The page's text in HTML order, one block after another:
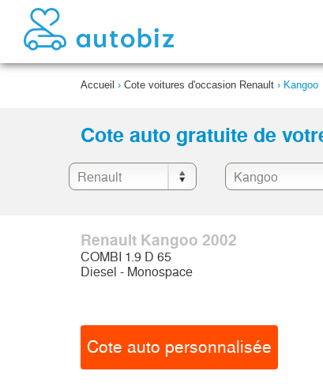
Accueil › Cote voitures d'occasion Renault › Kangoo
Cote auto gratuite de
Renault Kangoo 2002
COMBI 1.9 D 65
Diesel - Monospace
Cote auto personnalisée